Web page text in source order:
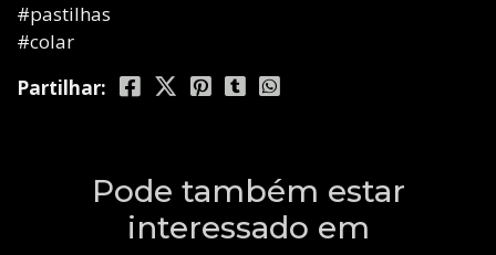
#pastilhas
#colar
Partilhar:
Pode também estar
interessado em